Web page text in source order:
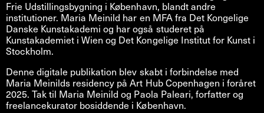
Frie Udstillingsbygning i København, blandt andre
institutioner. Maria Meinild har en MFA fra Det Kongelige
Danske Kunstakademi og har også studeret på
Kunstakademiet i Wien og Det Kongelige Institut for Kunst i
Stockholm.
Denne digitale publikation blev skabt i forbindelse med
Maria Meinilds residency på Art Hub Copenhagen i foråret
2025. Tak til Maria Meinild og Paola Paleari, forfatter og
freelancekurator bosiddende i København.